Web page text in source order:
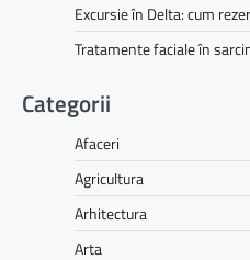
Excursie în Delta: cum
Tratamente faciale în
Categorii
Afaceri
Agricultura
Arhitectura
Arta